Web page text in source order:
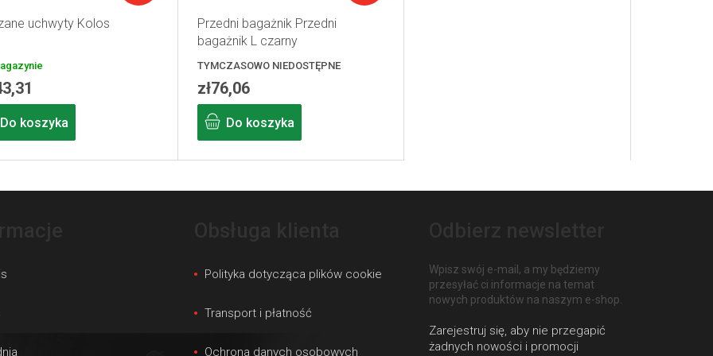
uchwyty Kolos
Do koszyka
Przedni bagażnik Przedni
bagażnik L czarny
TYMCZASOWO NIEDOSTĘPNE
zł76,06
Do koszyka
Polityka dotycząca plików cookie
Transport i płatność
Ochrona danych osobowych
Wpisz swój e-mail, a my będziemy
przesyłać ci informacje na temat
nowych produktów na naszym e-shop.